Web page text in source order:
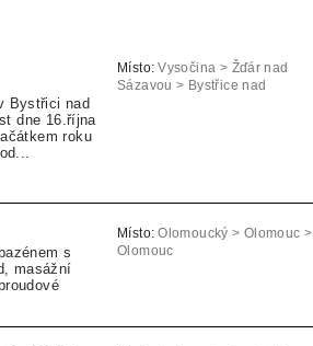
Bystřici nad
dne 16.října
roku
Místo: Vysočina > Žďár nad
Sázavou > Bystřice nad
s
masážní
Místo: Olomoucký > Olomouc >
Olomouc